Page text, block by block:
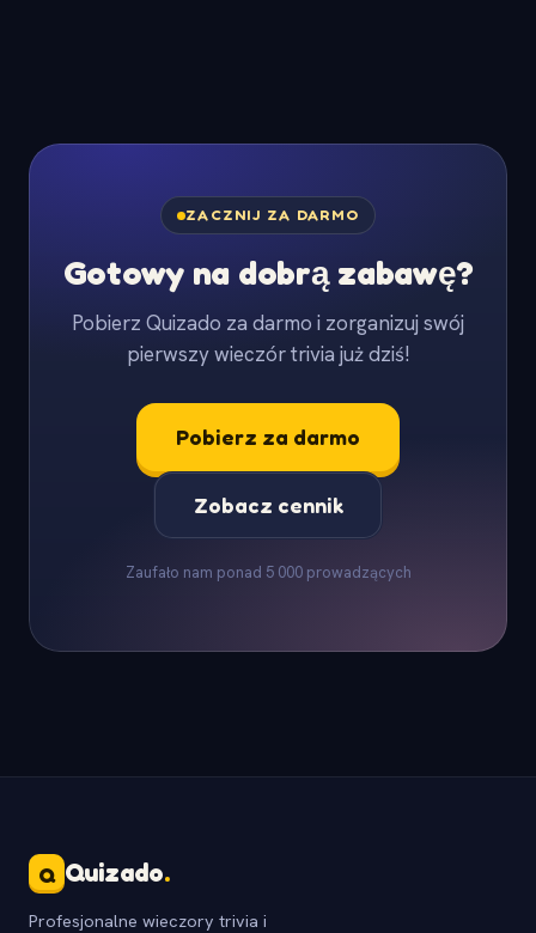
ZACZNIJ ZA DARMO
Gotowy na dobrą zabawę?
Pobierz Quizado za darmo i zorganizuj swój
pierwszy wieczór trivia już dziś!
Pobierz za darmo
Zobacz cennik
Zaufało nam ponad 5 000 prowadzących
Q Quizado.
Profesjonalne wieczory trivia i